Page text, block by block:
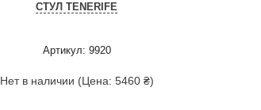
СТУЛ TENERIFE
Артикул: 9920
Нет в наличии (Цена: 5460 ₴)